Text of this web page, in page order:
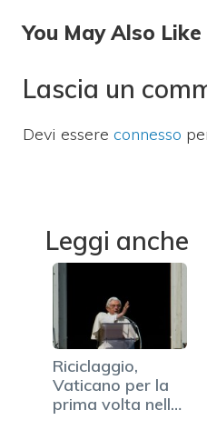
You May Also Like
Lascia un
Devi essere connesso
Leggi anche
Riciclaggio,
Vaticano per la
prima volta nella